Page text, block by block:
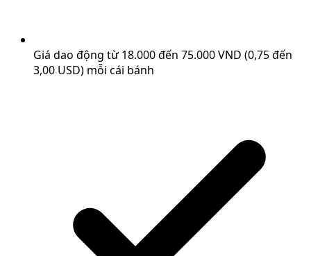
Giá dao động từ 18.000 đến 75.000 VND (0,75 đến
3,00 USD) mỗi cái bánh